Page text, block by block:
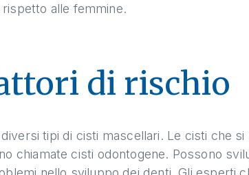
alle femmine.
di rischio
tipi di cisti mascellari. Le cisti che
chiamate cisti odontogene. Possono